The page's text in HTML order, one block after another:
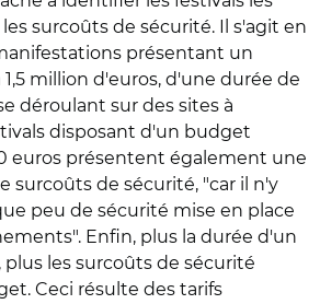
surcoûts de sécurité. Il s'agit en
présentant un
million d'euros, d'une durée de
déroulant sur des sites à
disposant d'un budget
euros présentent également une
surcoûts de sécurité, "car il n'y
peu de sécurité mise en place
Enfin, plus la durée d'un
les surcoûts de sécurité
Ceci résulte des tarifs